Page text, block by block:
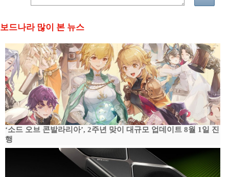
보드나라 많이 본 뉴스
‘소드 오브 콘발라리아’, 2주년 맞이 대규모 업데이트 8월 1일 진
행